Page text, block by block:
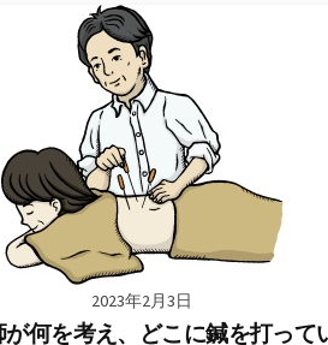
2023年2月3日
が何を考え、どこに鍼を打って